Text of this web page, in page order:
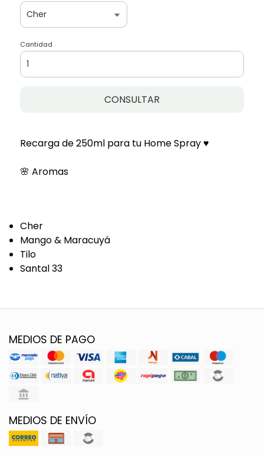
Cantidad
CONSULTAR
Recarga de 250ml para tu Home Spray ♥
🌸 Aromas
Cher
Mango & Maracuyá
Tilo
Santal 33
MEDIOS DE PAGO
MEDIOS DE ENVÍO